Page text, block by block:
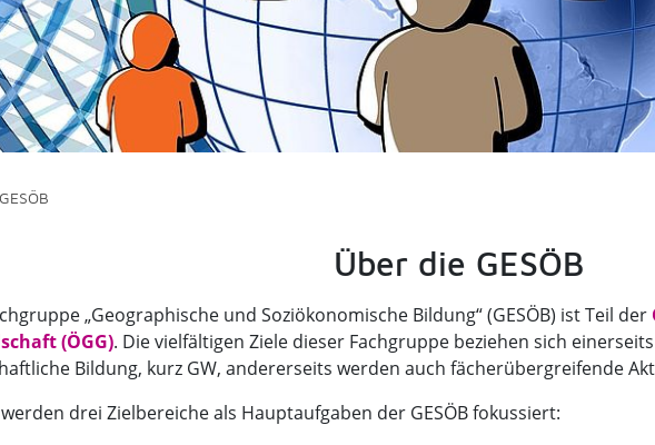
Über die GESÖB
„Geographische und Soziökonomische Bildung“ (GESÖB) ist Teil der
(ÖGG). Die vielfältigen Ziele dieser Fachgruppe beziehen sich
Bildung, kurz GW, andererseits werden auch fächerübergreifende
drei Zielbereiche als Hauptaufgaben der GESÖB fokussiert: